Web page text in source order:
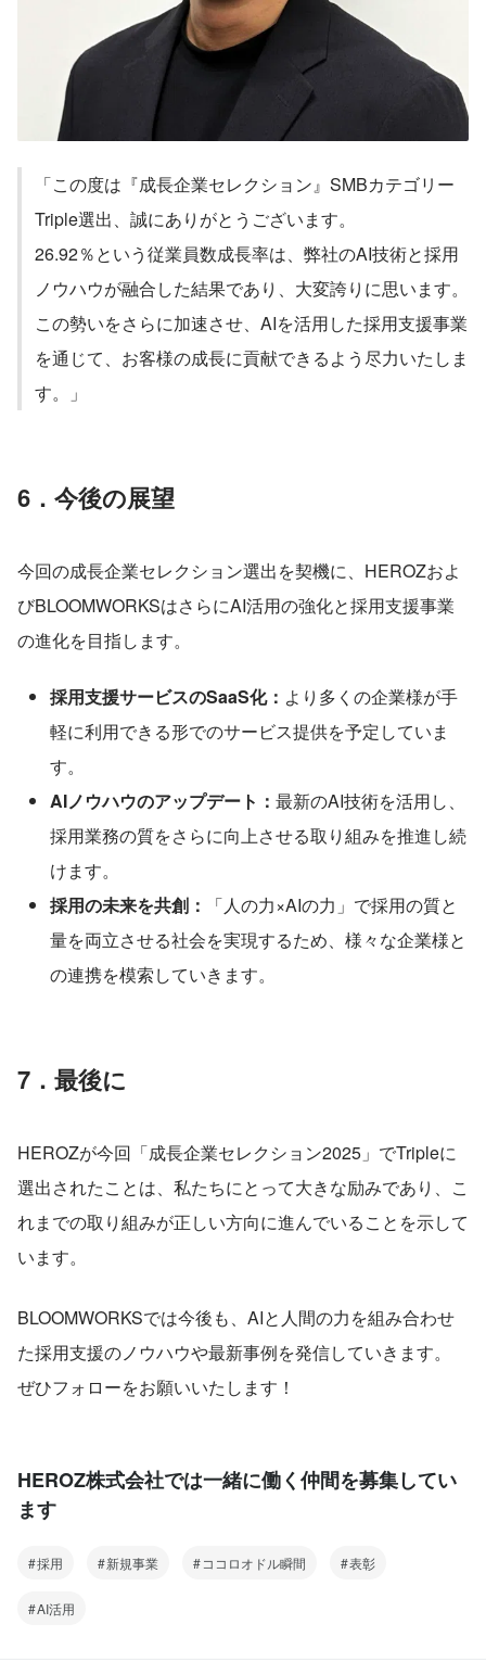
「この度は『成長企業セレクション』SMBカテゴリー
Triple選出、誠にありがとうございます。
26.92％という従業員数成長率は、弊社のAI技術と採用
ノウハウが融合した結果であり、大変誇りに思います。
この勢いをさらに加速させ、AIを活用した採用支援事業
を通じて、お客様の成長に貢献できるよう尽力いたしま
す。」
6．今後の展望
今回の成長企業セレクション選出を契機に、HEROZおよ
びBLOOMWORKSはさらにAI活用の強化と採用支援事業
の進化を目指します。
採用支援サービスのSaaS化： より多くの企業様が手
軽に利用できる形でのサービス提供を予定していま
す。
AIノウハウのアップデート： 最新のAI技術を活用し、
採用業務の質をさらに向上させる取り組みを推進し続
けます。
採用の未来を共創：
「人の力×AIの力」で採用の質と
量を両立させる社会を実現するため、様々な企業様と
の連携を模索していきます。
7．最後に
HEROZが今回「成長企業セレクション2025」でTripleに
選出されたことは、私たちにとって大きな励みであり、こ
れまでの取り組みが正しい方向に進んでいることを示して
います。
BLOOMWORKSでは今後も、AIと人間の力を組み合わせ
た採用支援のノウハウや最新事例を発信していきます。
ぜひフォローをお願いいたします！
HEROZ株式会社では一緒に働く仲間を募集してい
ます
採用 新規事業 ココロオドル瞬間 表彰
AI活用